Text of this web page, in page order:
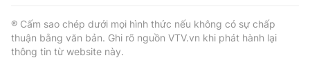
® Cấm sao chép dưới mọi hình thức nếu không có sự chấp
thuận bằng văn bản. Ghi rõ nguồn VTV.vn khi phát hành lại
thông tin từ website này.